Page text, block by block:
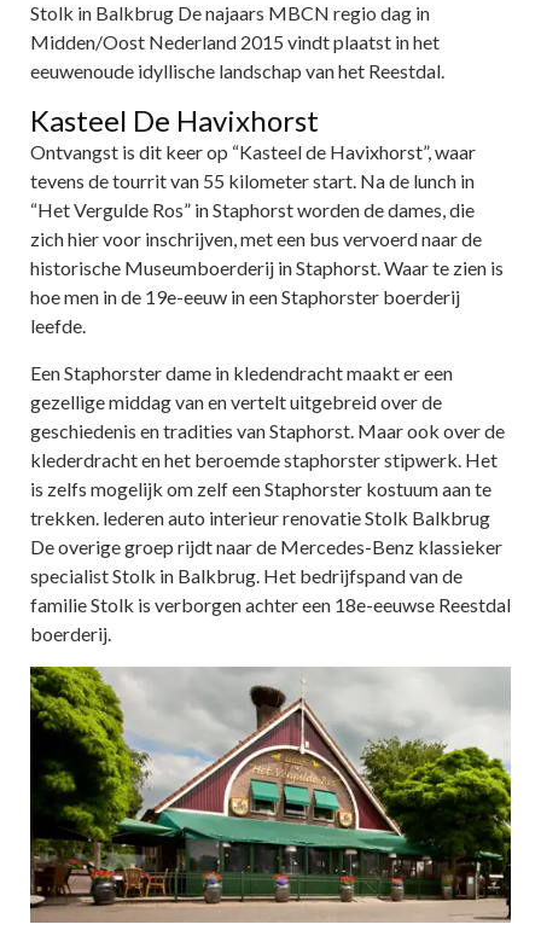
Stolk in Balkbrug De najaars MBCN regio dag in
Midden/Oost Nederland 2015 vindt plaatst in het
eeuwenoude idyllische landschap van het Reestdal.
Kasteel De Havixhorst
Ontvangst is dit keer op “Kasteel de Havixhorst”, waar
tevens de tourrit van 55 kilometer start. Na de lunch in
“Het Vergulde Ros” in Staphorst worden de dames, die
zich hier voor inschrijven, met een bus vervoerd naar de
historische Museumboerderij in Staphorst. Waar te zien is
hoe men in de 19e-eeuw in een Staphorster boerderij
leefde.
Een Staphorster dame in kledendracht maakt er een
gezellige middag van en vertelt uitgebreid over de
geschiedenis en tradities van Staphorst. Maar ook over de
klederdracht en het beroemde staphorster stipwerk. Het
is zelfs mogelijk om zelf een Staphorster kostuum aan te
trekken. lederen auto interieur renovatie Stolk Balkbrug
De overige groep rijdt naar de Mercedes-Benz klassieker
specialist Stolk in Balkbrug. Het bedrijfspand van de
familie Stolk is verborgen achter een 18e-eeuwse Reestdal
boerderij.